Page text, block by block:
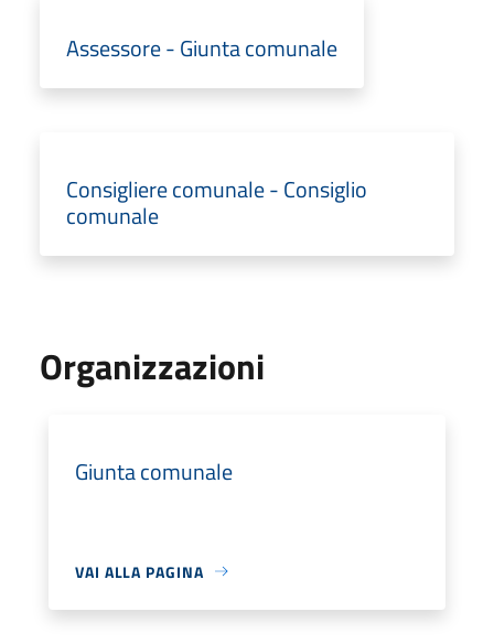
Assessore - Giunta comunale
Consigliere comunale - Consiglio
comunale
Organizzazioni
Giunta comunale
VAI ALLA PAGINA